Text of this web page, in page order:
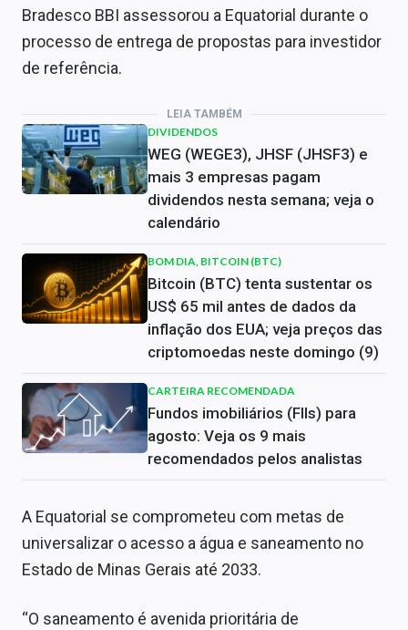
Bradesco BBI assessorou a Equatorial durante o
processo de entrega de propostas para investidor
de referência.
LEIA TAMBÉM
DIVIDENDOS
WEG (WEGE3), JHSF (JHSF3) e
mais 3 empresas pagam
dividendos nesta semana; veja o
calendário
BOM DIA, BITCOIN (BTC)
Bitcoin (BTC) tenta sustentar os
US$ 65 mil antes de dados da
inflação dos EUA; veja preços das
criptomoedas neste domingo (9)
CARTEIRA RECOMENDADA
Fundos imobiliários (FIIs) para
agosto: Veja os 9 mais
recomendados pelos analistas
A Equatorial se comprometeu com metas de
universalizar o acesso a água e saneamento no
Estado de Minas Gerais até 2033.
“O saneamento é avenida prioritária de